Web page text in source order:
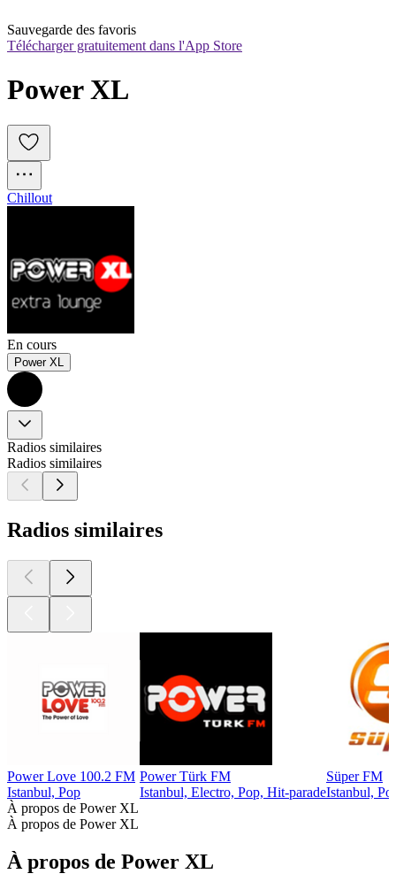
Sauvegarde des favoris
Télécharger gratuitement dans l'App Store
Power XL
Chillout
En cours
Power XL
Radios similaires
Radios similaires
Radios similaires
Power Love 100.2 FM
Istanbul, Pop
Power Türk FM
Istanbul, Electro, Pop, Hit-parade
Süper FM
Istanbul,
À propos de Power XL
À propos de Power XL
À propos de Power XL